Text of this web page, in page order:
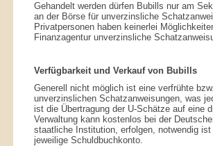
Gehandelt werden dürfen Bubills nur am
an der Börse für unverzinsliche
Privatpersonen haben keinerlei
Finanzagentur unverzinsliche
Verfügbarkeit und Verkauf von Bubills
Generell nicht möglich ist eine verfrühte
unverzinslichen Schatzanweisungen, was
ist die Übertragung der U-Schätze auf eine
Verwaltung kann kostenlos bei der
staatliche Institution, erfolgen, notwendig
jeweilige Schuldbuchkonto.